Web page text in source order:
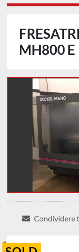
MH800 E
Condividere